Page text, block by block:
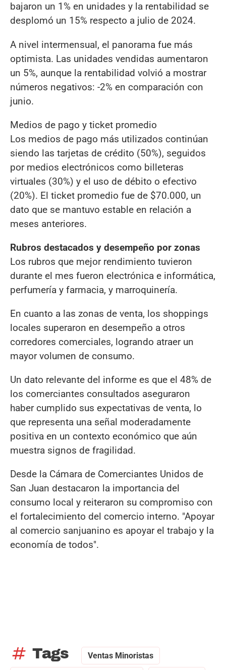
bajaron un 1% en unidades y la rentabilidad se
desplomó un 15% respecto a julio de 2024.
A nivel intermensual, el panorama fue más
optimista. Las unidades vendidas aumentaron
un 5%, aunque la rentabilidad volvió a mostrar
números negativos: -2% en comparación con
junio.
Medios de pago y ticket promedio
Los medios de pago más utilizados continúan
siendo las tarjetas de crédito (50%), seguidos
por medios electrónicos como billeteras
virtuales (30%) y el uso de débito o efectivo
(20%). El ticket promedio fue de $70.000, un
dato que se mantuvo estable en relación a
meses anteriores.
Rubros destacados y desempeño por zonas
Los rubros que mejor rendimiento tuvieron
durante el mes fueron electrónica e informática,
perfumería y farmacia, y marroquinería.
En cuanto a las zonas de venta, los shoppings
locales superaron en desempeño a otros
corredores comerciales, logrando atraer un
mayor volumen de consumo.
Un dato relevante del informe es que el 48% de
los comerciantes consultados aseguraron
haber cumplido sus expectativas de venta, lo
que representa una señal moderadamente
positiva en un contexto económico que aún
muestra signos de fragilidad.
Desde la Cámara de Comerciantes Unidos de
San Juan destacaron la importancia del
consumo local y reiteraron su compromiso con
el fortalecimiento del comercio interno. "Apoyar
al comercio sanjuanino es apoyar el trabajo y la
economía de todos".
tag Tags Ventas Minoristas